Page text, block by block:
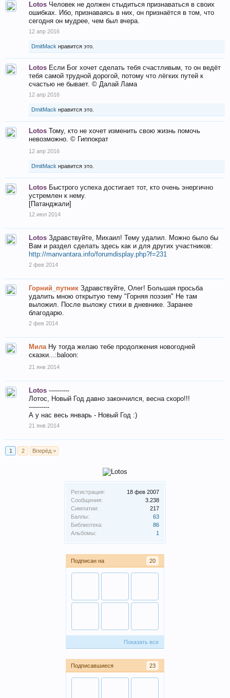
Регистрация:
18 фев 2007
Сообщения:
3.238
Симпатии:
217
Баллы:
63
Библиотека:
86
Альбомы:
1
Подписан на 20
Показать все
Подписавшиеся 23
Lotos Человек не должен стыдиться признаваться в своих
ошибках. Ибо, признаваясь в них, он признаётся в том, что
сегодня он мудрее, чем был вчера.
12 апр 2016
DmitMack нравится это.
Lotos Если Бог хочет сделать тебя счастливым, то он ведёт
тебя самой трудной дорогой, потому что лёгких путей к
счастью не бывает. © Далай Лама
12 апр 2016
DmitMack нравится это.
Lotos Тому, кто не хочет изменить свою жизнь помочь
невозможно. © Гиппократ
12 апр 2016
DmitMack нравится это.
Lotos Быстрого успеха достигает тот, кто очень энергично
устремлен к нему.
[Патанджали]
12 июл 2014
Lotos Здравствуйте, Михаил! Тему удалил. Можно было бы
Вам и раздел сделать здесь как и для других участников:
http://manvantara.info/forumdisplay.php?f=231
2 фев 2014
Горний_путник Здравствуйте, Олег! Большая просьба
удалить мною открытую тему "Горняя поэзия" Не там
выложил. После выложу стихи в дневнике. Заранее
благодарю.
2 фев 2014
Мила Ну тогда желаю тебе продолжения новогодней
сказки...:baloon:
21 янв 2014
Lotos ----------
Лотос, Новый Год давно закончился, весна скоро!!!
----------
А у нас весь январь - Новый Год :)
21 янв 2014
1 2 Вперёд >